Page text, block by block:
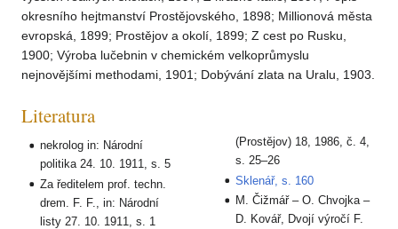
okresního hejtmanství Prostějovského, 1898; Millionová města
evropská, 1899; Prostějov a okolí, 1899; Z cest po Rusku,
1900; Výroba lučebnin v chemickém velkoprůmyslu
nejnovějšími methodami, 1901; Dobývání zlata na Uralu, 1903.
Literatura
nekrolog in: Národní
politika 24. 10. 1911, s. 5
Za ředitelem prof. techn.
drem. F. F., in: Národní
listy 27. 10. 1911, s. 1
(Prostějov) 18, 1986, č. 4,
s. 25–26
Sklenář, s. 160
M. Čižmář – O. Chvojka –
D. Kovář, Dvojí výročí F.